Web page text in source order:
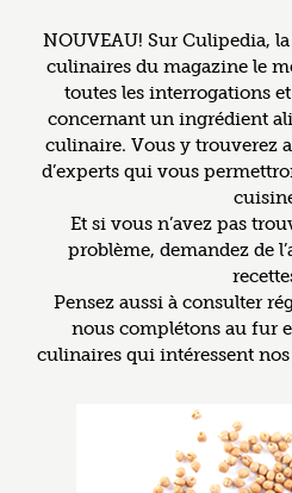
NOUVEAU! Sur Culipedia,
culinaires du magazine le
toutes les interrogations
concernant un ingrédient
culinaire. Vous y trouverez
d’experts qui vous
Et si vous n’avez pas
problème, demandez de
Pensez aussi à consulter
nous complétons au fur
culinaires qui intéressent